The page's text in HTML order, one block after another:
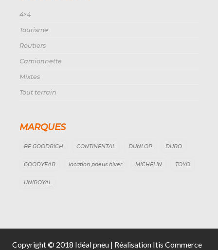
4×4
Tourisme
Routiers
Camionnette
Mixtes
Tout terrain
MARQUES
BF GOODRICH CONTINENTAL DUNLOP DURO
GOODYEAR location pneus hiver MICHELIN TOYO
UNIROYAL
Copyright © 2018 Idéal pneu | Réalisation Itis Commerce